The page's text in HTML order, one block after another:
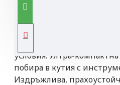
специалисти по
условия. Ултра-
побира в кутия с
Издръжлива,